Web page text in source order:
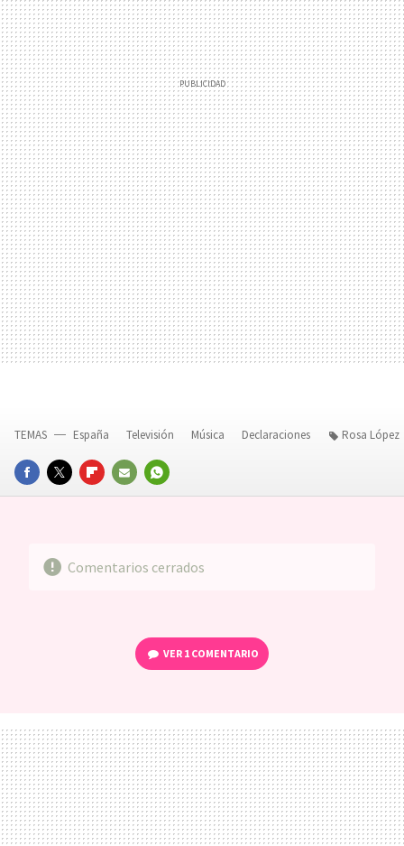
FACEBOOKTWITTERFLIPBOARD
E-
WHATSAPP
TEMAS España Televisión Música Declaraciones Rosa López
Comentarios cerrados
VER 1 COMENTARIO